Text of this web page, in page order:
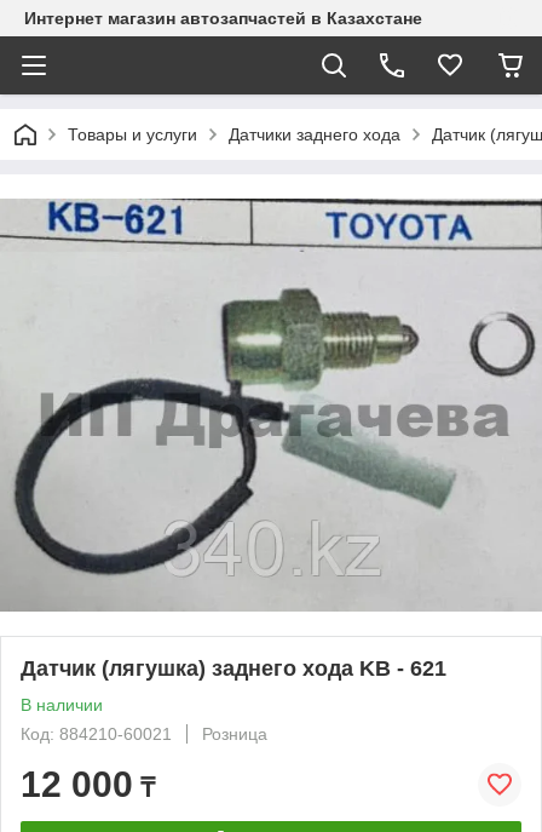
Интернет магазин автозапчастей в Казахстане
Товары и услуги Датчики заднего хода Датчик
Датчик (лягушка) заднего хода KB - 621
В наличии
Код: 884210-60021
Розница
12 000 ₸